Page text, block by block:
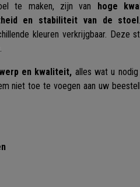
te maken, zijn van hoge
en stabiliteit van de stoel
kleuren verkrijgbaar. Deze
en kwaliteit, alles wat u
niet toe te voegen aan uw